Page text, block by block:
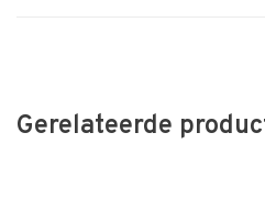
Gerelateerde